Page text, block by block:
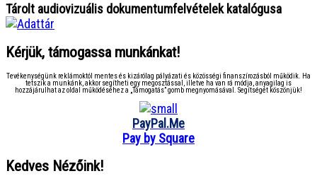
Tárolt audiovizuális dokumentumfelvételek katalógusa
Kérjük, támogassa munkánkat!
Tevékenységünk reklámoktól mentes és kizárólag pályázati és közösségi finanszírozásból működik. Ha
tetszik a munkánk, akkor segítheti egy megosztással, illetve ha van rá módja, anyagilag is
hozzájárulhat az oldal működéséhez a „Támogatás” gomb megnyomásával. Segítségét köszönjük!
PayPal.Me
Pay by Square
Kedves Nézőink!